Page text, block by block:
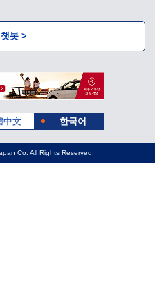
챗봇 >
中文 한국어
Co. All Rights Reserved.